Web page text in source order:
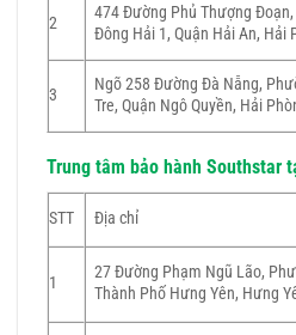
2
474 Đường Phủ Thượng
Đông Hải 1, Quận Hải An, Hải
3
Ngõ 258 Đường Đà Nẵng,
Tre, Quận Ngô Quyền, Hải
Trung tâm bảo hành Southstar
STT Địa chỉ
1
27 Đường Phạm Ngũ Lão,
Thành Phố Hưng Yên, Hưng